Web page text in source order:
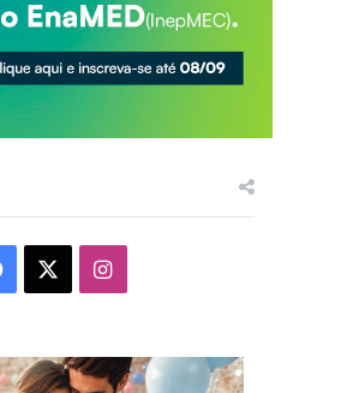
Facebook Instagram